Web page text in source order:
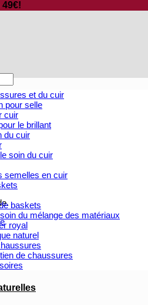
et du cuir
pour selle
cuir
le brillant
du cuir
soin du cuir
semelles en cuir
baskets
du mélange des matériaux
royal
naturel
de chaussures